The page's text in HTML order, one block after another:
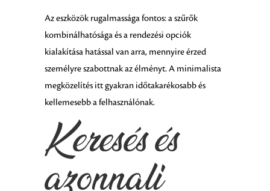
Az eszközök rugalmassága fontos: a szűrők
kombinálhatósága és a rendezési opciók
kialakítása hatással van arra, mennyire érzed
személyre szabottnak az élményt. A minimalista
megközelítés itt gyakran időtakarékosabb és
kellemesebb a felhasználónak.
Keresés és